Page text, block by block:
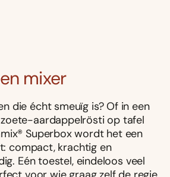
mixer
die écht smeuïg is? Of in een
aardappelrösti op tafel
Superbox wordt het een
compact, krachtig en
Eén toestel, eindeloos veel